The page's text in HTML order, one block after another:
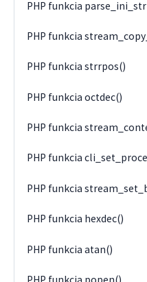
PHP funkcia
PHP funkcia
PHP funkcia strrpos()
PHP funkcia octdec()
PHP funkcia
PHP funkcia
PHP funkcia
PHP funkcia hexdec()
PHP funkcia atan()